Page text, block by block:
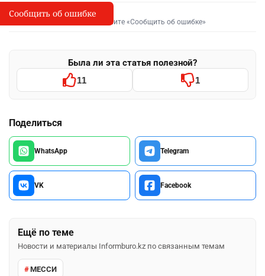
I
Сообщить об опечатке
Выделите фрагмент и нажмите «Сообщить об ошибке»
Была ли эта статья полезной?
11 1
Поделиться
WhatsApp Telegram
VK Facebook
Ещё по теме
Новости и материалы Informburo.kz по связанным темам
МЕССИ
Сообщить об ошибке